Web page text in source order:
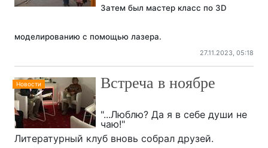
Затем был мастер класс по 3D
моделированию с помощью лазера.
27.11.2023, 05:18
Новости Встреча в ноябре
"...Люблю? Да я в себе души не
чаю!"
Литературный клуб вновь собрал друзей.